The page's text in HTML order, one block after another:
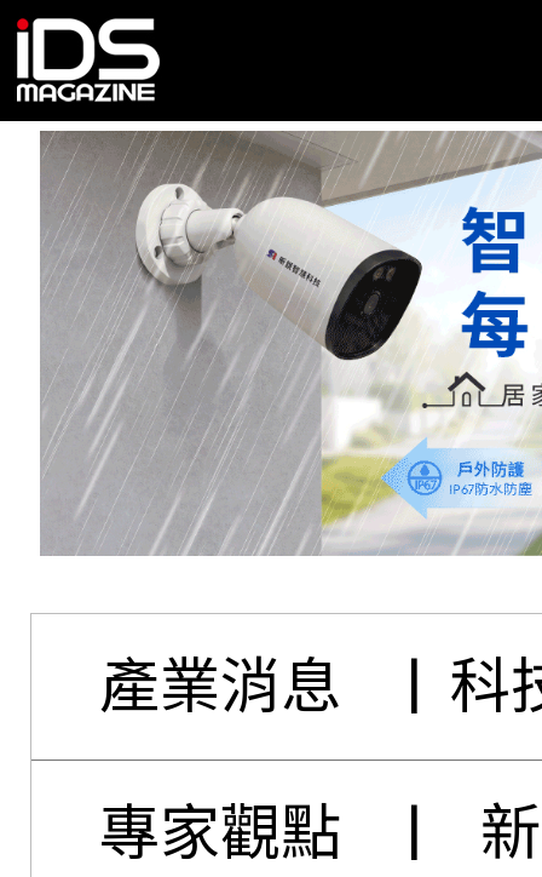
產業消息 | 科
專家觀點
|